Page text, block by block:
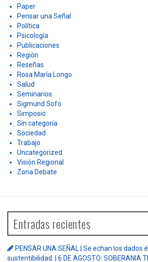
Opiniòn
Paper
Pensar una Señal
Política
Psicología
Publicaciones
Regiòn
Reseñas
Rosa María Longo
Salud
Seminarios
Sigmund Sofo
Simposio
Sin categoría
Sociedad
Trabajo
Uncategorized
Visión Regional
Entradas recientes
PENSAR UNA SEÑAL | Se echan los dados